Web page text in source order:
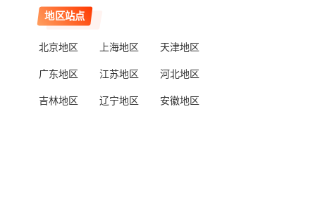
地区站点
北京地区 上海地区 天津地区
广东地区 江苏地区 河北地区
吉林地区 辽宁地区 安徽地区